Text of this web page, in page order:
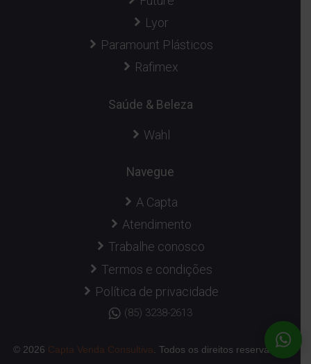
Lyor
Paramount Plásticos
Rafimex
Saúde & Beleza
Wahl
Navegue
A Capta
Atendimento
Trabalhe conosco
Termos e condições
Política de privacidade
(85) 3238-2613
© 2026 Capta Venda Consultiva . Todos os direitos reservados.